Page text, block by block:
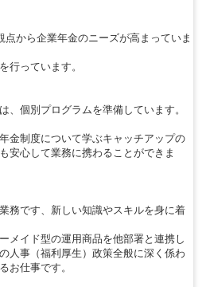
点から企業年金のニーズが高まっていま
行っています。
個別プログラムを準備しています。
金制度について学ぶキャッチアップの
安心して業務に携わることができま
務です、新しい知識やスキルを身に着
メイド型の運用商品を他部署と連携し
人事（福利厚生）政策全般に深く係わ
お仕事です。